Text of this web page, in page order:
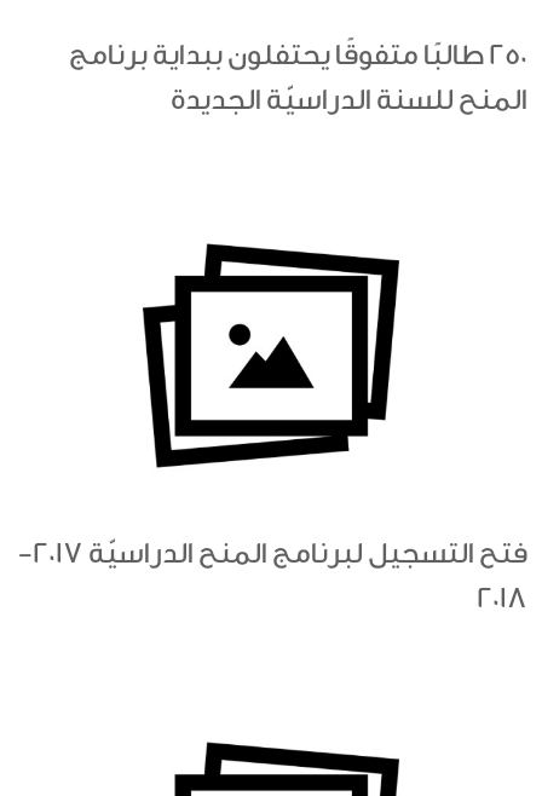
250 طالبًا متفوقًا يحتفلون ببداية برنامج
المنح للسنة الدراسيّة الجديدة
فتح التسجيل لبرنامج المنح الدراسيّة 2017-
2018